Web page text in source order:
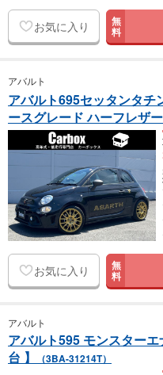
お気に入り 無
料
アバルト
アバルト695セッタンタチ
ースグレード ハーフレザ
お気に入り 無
料
アバルト
アバルト595 モンスター
台 】
（3BA-31214T）